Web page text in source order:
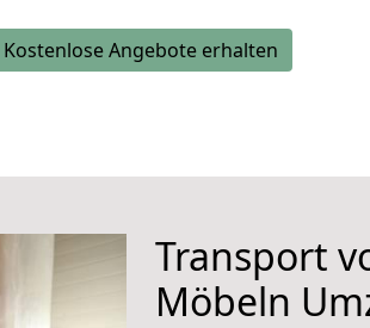
Kostenlose Angebote erhalten
Transport
Möbeln